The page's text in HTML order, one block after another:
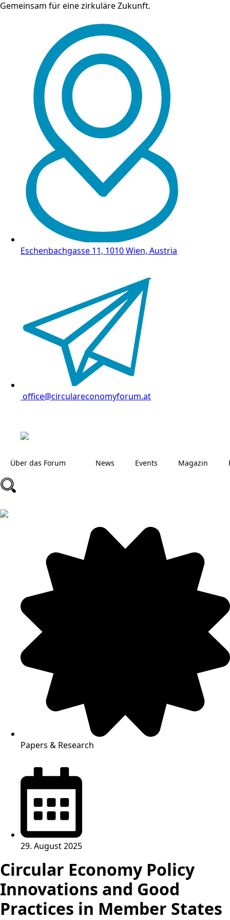
Gemeinsam für eine zirkuläre Zukunft.
Eschenbachgasse 11, 1010 Wien, Austria
office@circulareconomyforum.at
Über das Forum News Events Magazin
Papers & Research
29. August 2025
Circular Economy Policy
Innovations and Good
Practices in Member States